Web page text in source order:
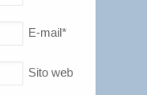
E-mail*
Sito web